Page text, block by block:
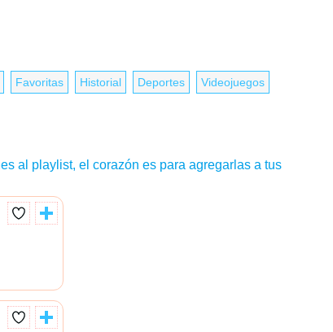
Favoritas Historial Deportes Videojuegos
al playlist, el corazón es para agregarlas a tus